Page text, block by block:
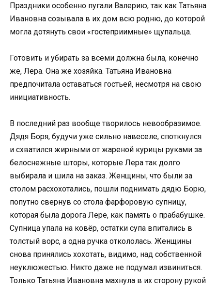
Праздники особенно пугали Валерию, так как Татьяна
Ивановна созывала в их дом всю родню, до которой
могла дотянуть свои «гостеприимные» щупальца.
Готовить и убирать за всеми должна была, конечно
же, Лера. Она же хозяйка. Татьяна Ивановна
предпочитала оставаться гостьей, несмотря на свою
инициативность.
В последний раз вообще творилось невообразимое.
Дядя Боря, будучи уже сильно навеселе, споткнулся
и схватился жирными от жареной курицы руками за
белоснежные шторы, которые Лера так долго
выбирала и шила на заказ. Женщины, что были за
столом расхохотались, пошли поднимать дядю Борю,
попутно свернув со стола фарфоровую супницу,
которая была дорога Лере, как память о прабабушке.
Супница упала на ковёр, остатки супа впитались в
толстый ворс, а одна ручка откололась. Женщины
снова принялись хохотать, видимо, над собственной
неуклюжестью. Никто даже не подумал извиниться.
Только Татьяна Ивановна махнула в их сторону рукой